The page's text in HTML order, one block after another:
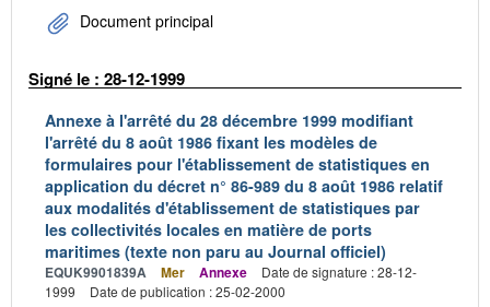
Document principal
Signé le : 28-12-1999
Annexe à l'arrêté du 28 décembre 1999 modifiant
l'arrêté du 8 août 1986 fixant les modèles de
formulaires pour l'établissement de statistiques en
application du décret n° 86-989 du 8 août 1986 relatif
aux modalités d'établissement de statistiques par
les collectivités locales en matière de ports
maritimes (texte non paru au Journal officiel)
EQUK9901839A Mer Annexe
Date de signature : 28-12-
1999
Date de publication : 25-02-2000